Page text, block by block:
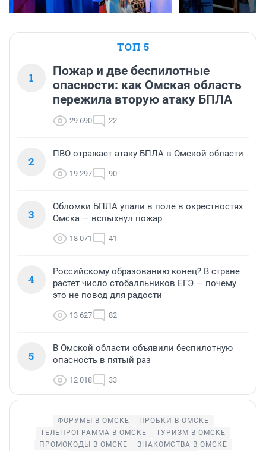
ТОП 5
1
Пожар и две беспилотные
опасности: как Омская область
пережила вторую атаку БПЛА
29 690 22
2
ПВО отражает атаку БПЛА в Омской области
19 297 90
3
Обломки БПЛА упали в поле в окрестностях
Омска — вспыхнул пожар
18 071 41
4
Российскому образованию конец? В стране
растет число стобалльников ЕГЭ — почему
это не повод для радости
13 627 82
5
В Омской области объявили беспилотную
опасность в пятый раз
12 018 33
ФОРУМЫ В ОМСКЕ
ПРОБКИ В ОМСКЕ
ТЕЛЕПРОГРАММА В ОМСКЕ
ТУРИЗМ В ОМСКЕ
ПРОМОКОДЫ В ОМСКЕ
ЗНАКОМСТВА В ОМСКЕ